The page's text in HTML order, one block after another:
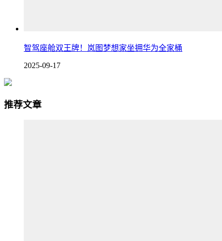
智驾座舱双王牌！岚图梦想家坐拥华为全家桶
2025-09-17
推荐文章